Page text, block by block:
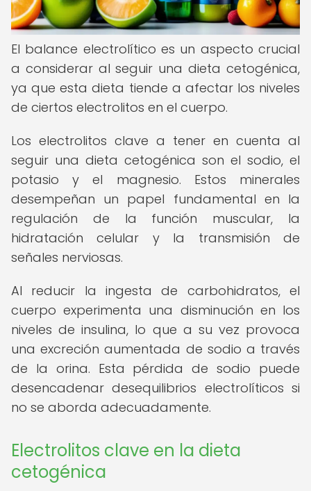
El balance electrolítico es un aspecto crucial
a considerar al seguir una dieta cetogénica,
ya que esta dieta tiende a afectar los niveles
de ciertos electrolitos en el cuerpo.
Los electrolitos clave a tener en cuenta al
seguir una dieta cetogénica son el sodio, el
potasio y el magnesio. Estos minerales
desempeñan un papel fundamental en la
regulación de la función muscular, la
hidratación celular y la transmisión de
señales nerviosas.
Al reducir la ingesta de carbohidratos, el
cuerpo experimenta una disminución en los
niveles de insulina, lo que a su vez provoca
una excreción aumentada de sodio a través
de la orina. Esta pérdida de sodio puede
desencadenar desequilibrios electrolíticos si
no se aborda adecuadamente.
Electrolitos clave en la dieta
cetogénica